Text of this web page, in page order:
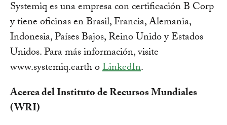
Systemiq es una empresa con certificación B Corp
y tiene oficinas en Brasil, Francia, Alemania,
Indonesia, Países Bajos, Reino Unido y Estados
Unidos. Para más información, visite
www.systemiq.earth oLinkedIn.
Acerca del Instituto de Recursos Mundiales
(WRI)